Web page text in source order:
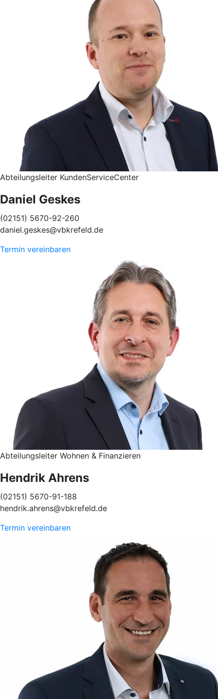
Abteilungsleiter KundenServiceCenter
Daniel Geskes
(02151) 5670-92-260
daniel.geskes@vbkrefeld.de
Termin vereinbaren
Abteilungsleiter Wohnen & Finanzieren
Hendrik Ahrens
(02151) 5670-91-188
hendrik.ahrens@vbkrefeld.de
Termin vereinbaren